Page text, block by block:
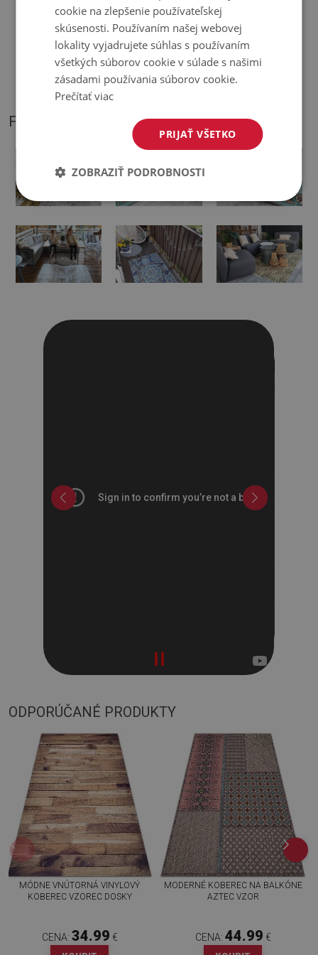
Odtiene kobercov sa môžu mierne líšiť od vizualizácie.
Podložka je určená na použitie na tvrdom povrchu. Pri
položení na mäkký povrch sa môže ohnúť a posunúť.
FOTOGRAFIE NÁŠHO PRODUKTU
ODPORÚČANÉ PRODUKTY
MÓDNE VNÚTORNÁ VINYLOVÝ
KOBEREC VZOREC DOSKY
CENA: 34.99 €
MODERNÉ KOBEREC NA BALKÓNE
AZTEC VZOR
CENA: 44.99 €
cookie na zlepšenie používateľskej
skúsenosti. Používaním našej webovej
lokality vyjadrujete súhlas s používaním
všetkých súborov cookie v súlade s našimi
zásadami používania súborov cookie.
Prečítať viac
PRIJAŤ VŠETKO
ZOBRAZIŤ PODROBNOSTI